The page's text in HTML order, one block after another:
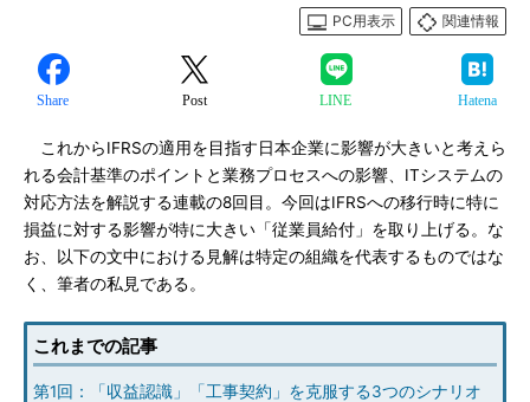
PC用表示
関連情報
Share Post LINE Hatena
これからIFRSの適用を目指す日本企業に影響が大きいと考えら
れる会計基準のポイントと業務プロセスへの影響、ITシステムの
対応方法を解説する連載の8回目。今回はIFRSへの移行時に特に
損益に対する影響が特に大きい「従業員給付」を取り上げる。な
お、以下の文中における見解は特定の組織を代表するものではな
く、筆者の私見である。
これまでの記事
第1回：「収益認識」「工事契約」を克服する3つのシナリオ